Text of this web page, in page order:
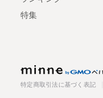
特集
特定商取引法に基づく表記